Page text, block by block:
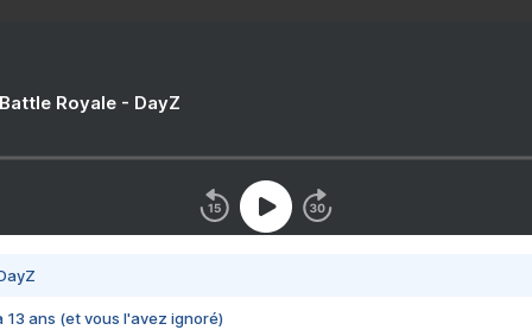
Royale - DayZ
13 ans (et vous l'avez ignoré)